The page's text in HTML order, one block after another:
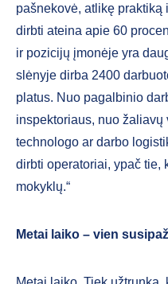
pašnekovė, atlikę
dirbti ateina apie 60
ir pozicijų įmonėje yra
slėnyje dirba 2400
platus. Nuo pagalbinio
inspektoriaus, nuo žaliavų
technologo ar darbo
dirbti operatoriai, ypač tie,
mokyklų.“
Metai laiko – vien